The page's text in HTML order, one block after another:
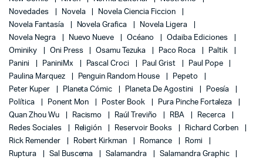
Novedades
Novela
Novela Ciencia Ficcion
Novela Fantasía
Novela Grafica
Novela Ligera
Novela Negra
Nuevo Nueve Océano
Odaiba Ediciones
Ominiky
Oni Press Osamu Tezuka Paco Roca
Paltik
Panini
PaniniMx Pascal Croci Paul Grist
Paul Pope
Paulina Marquez
Penguin Random House
Pepeto
Peter Kuper
Planeta Cómic Planeta De Agostini
Poesía
Política
Ponent Mon Poster Book
Pura Pinche Fortaleza
Quan Zhou Wu
Racismo Raúl Treviño RBA
Recerca
Redes Sociales
Religión Reservoir Books
Richard Corben
Rick Remender
Robert Kirkman Romance
Romi
Ruptura
Sal Buscema Salamandra
Salamandra Graphic